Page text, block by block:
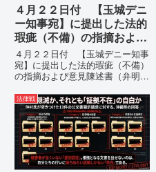
４月２２日付 【玉城デニ
ー知事宛】に提出した法的
瑕疵（不備）の指摘および
意見陳述書（弁明書）提出
の留保の通告
４月２２日付 【玉城デニー知事
宛】に提出した法的瑕疵（不備）
の指摘および意見陳述書（弁明
に、玉城デニー宛に以下の違法状
態の指摘と意見陳述（弁明）留保
の通告を行いました。沖縄県は、
この時は、違法を認めて軌道修正
す...
法律戦